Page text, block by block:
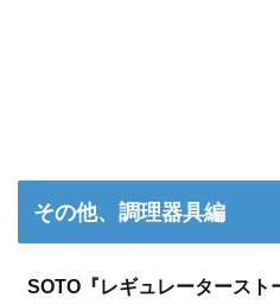
その他、調理器具編
SOTO『レギュレータースト